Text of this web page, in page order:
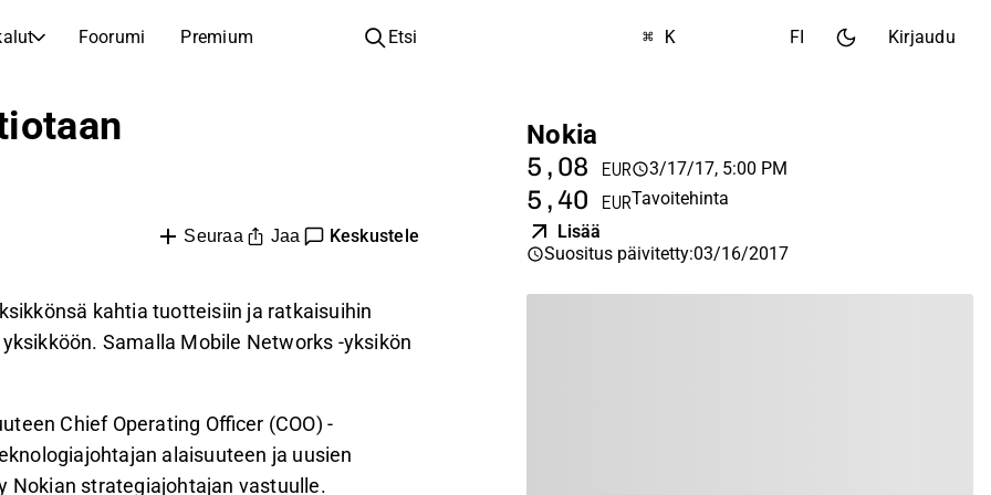
Foorumi Premium
Yhtiöt
Inspiraatiota seuraavaan sijoitukseesi
Uudet listautumiset ja tulevat pörssiannit
Yhtiökokouskutsut
Analyysikoulu
Oppaita ja oppitunteja sijoitusosaamisen kasvattamiseen
Sijoitustietoa jokaiselle tasolle, ensiaskeleista edistyneisiin salkkustrategioihin.
Etsi ⌘ K FI Kirjaudu
Seuraa Jaa Keskustele
kahtia tuotteisiin ja ratkaisuihin
Samalla Mobile Networks -yksikön
Chief Operating Officer (COO) -
alaisuuteen ja uusien
Nokian strategiajohtajan vastuulle.
Nokia
5,08 EUR 3/17/17, 5:00 PM
5,40 EURTavoitehinta
Lisää
Suositus päivitetty:03/16/2017